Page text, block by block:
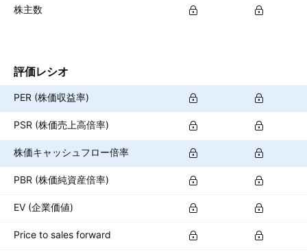
株主数
評価レシオ
PER (株価収益率)
PSR (株価売上高倍率)
株価キャッシュフロー倍率
PBR (株価純資産倍率)
EV (企業価値)
Price to sales forward